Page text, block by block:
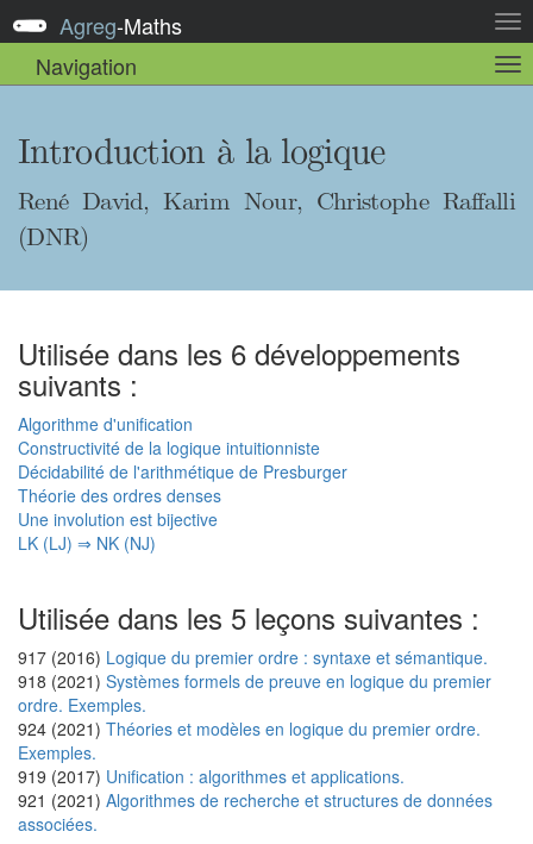
la
Agreg-Maths
Navigation
la
Introduction à la logique
René David, Karim Nour, Christophe Raffalli
(DNR)
Utilisée dans les 6 développements
suivants :
Algorithme d'unification
Constructivité de la logique intuitionniste
Décidabilité de l'arithmétique de Presburger
Théorie des ordres denses
Une involution est bijective
LK (LJ) ⇒ NK (NJ)
Utilisée dans les 5 leçons suivantes :
917 (2016) Logique du premier ordre : syntaxe et sémantique.
918 (2021) Systèmes formels de preuve en logique du premier
ordre. Exemples.
924 (2021) Théories et modèles en logique du premier ordre.
Exemples.
919 (2017) Unification : algorithmes et applications.
921 (2021) Algorithmes de recherche et structures de données
associées.